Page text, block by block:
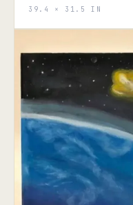
39.4 × 31.5 IN